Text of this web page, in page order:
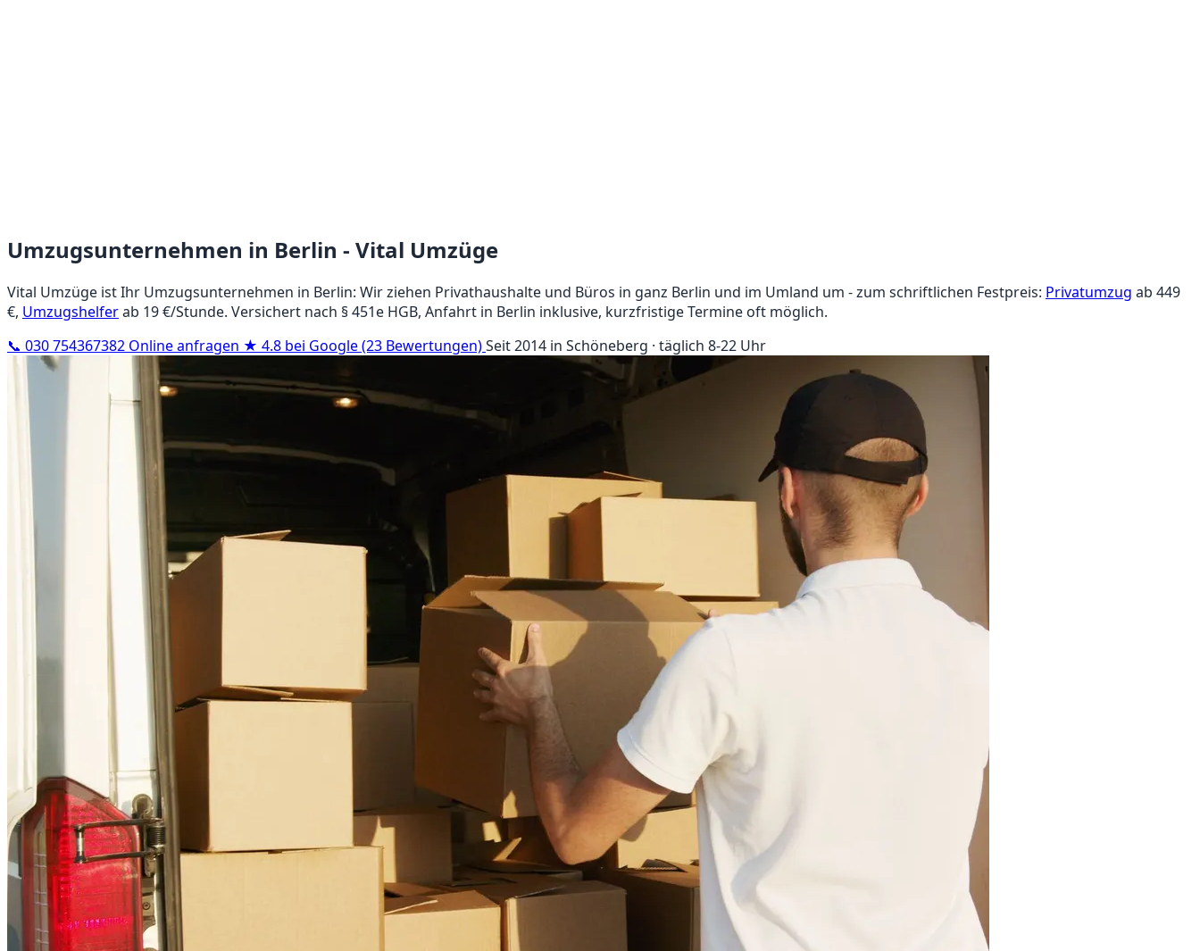
Umzugsunternehmen in Berlin - Vital Umzüge
Vital Umzüge ist Ihr Umzugsunternehmen in Berlin: Wir ziehen Privathaushalte und Büros in ganz Berlin und im Umland um - zum schriftlichen Festpreis: Privatumzug ab 449
€, Umzugshelferab 19 €/Stunde. Versichert nach § 451e HGB, Anfahrt in Berlin inklusive, kurzfristige Termine oft möglich.
📞 030 754367382 Online anfragen ★ 4.8 bei Google (23 Bewertungen)Seit 2014 in Schöneberg · täglich 8-22 Uhr